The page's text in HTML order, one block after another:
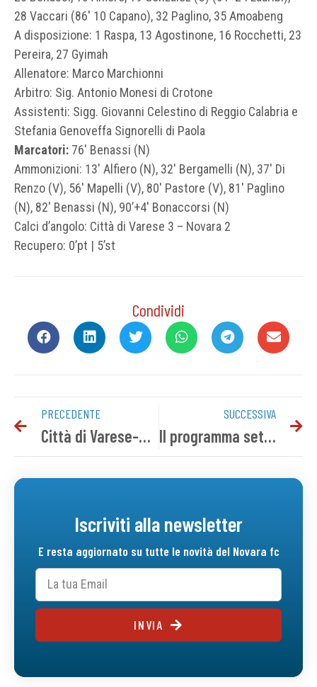
28 Vaccari (86′ 10 Capano), 32 Paglino, 35 Amoabeng
A disposizione: 1 Raspa, 13 Agostinone, 16 Rocchetti, 23
Pereira, 27 Gyimah
Allenatore: Marco Marchionni
Arbitro: Sig. Antonio Monesi di Crotone
Assistenti: Sigg. Giovanni Celestino di Reggio Calabria e
Stefania Genoveffa Signorelli di Paola
Marcatori: 76′ Benassi (N)
Ammonizioni: 13′ Alfiero (N), 32′ Bergamelli (N), 37′ Di
Renzo (V), 56′ Mapelli (V), 80′ Pastore (V), 81′ Paglino
(N), 82′ Benassi (N), 90’+4′ Bonaccorsi (N)
Calci d’angolo: Città di Varese 3 – Novara 2
Recupero: 0’pt | 5’st
Condividi
PRECEDENTE
Città di Varese-Novara, i convocati azzurri
SUCCESSIVA
Il programma settimanale
Iscriviti alla newsletter
E resta aggiornato su tutte le novità del Novara fc
INVIA